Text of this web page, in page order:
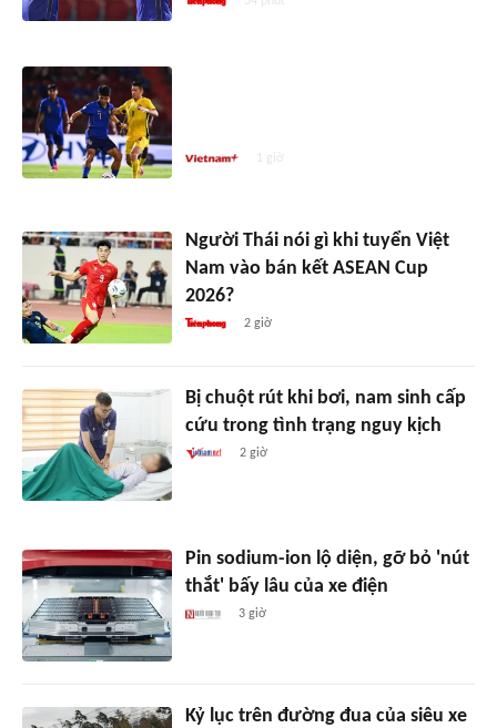
1 giờ
Người Thái nói gì khi tuyển Việt
Nam vào bán kết ASEAN Cup
2026?
2 giờ
Bị chuột rút khi bơi, nam sinh cấp
cứu trong tình trạng nguy kịch
2 giờ
Pin sodium-ion lộ diện, gỡ bỏ 'nút
thắt' bấy lâu của xe điện
3 giờ
Kỷ lục trên đường đua của siêu xe